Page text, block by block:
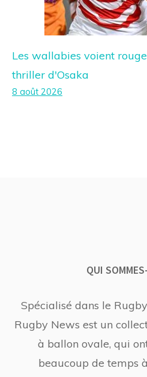
Les wallabies voient
thriller d'Osaka
8 août 2026
QUI
Spécialisé dans le
Rugby News est un
à ballon ovale, qui
beaucoup de temps